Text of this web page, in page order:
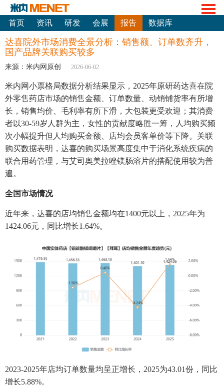
首页 资讯 研发 会展 报告 数据库
达喜院外市场消费全景分析：销售额、订单数齐升，
国产品牌关联购买较多
来源：米内网原创 2026-06-02
米内网小票格局数据分析结果显示，2025年原研药达喜在院
外零售药店市场的销售金额、订单数量、动销铺货率有所增
长，销售均价、毛利率有所下滑，大包装更受欢迎；其消费
者以30-59岁人群为主，女性的贡献度略胜一筹，人均购买频
次小幅提升但人均购买金额、店均会员客单价等下降。关联
购买数据表明，达喜的购买场景高度集中于消化系统疾病的
联合用药管理，与艾司奥美拉唑镁肠溶片的搭配使用较为普
遍。
全国市场情况
近年来，达喜的店均销售金额均在1400元以上，2025年为
1424.06元，同比增长1.64%。
2023-2025年店均订单数量均呈正增长，2025为43.01份，同比
增长5.88%。